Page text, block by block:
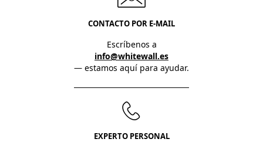
CONTACTO POR E-MAIL
Escríbenos a
info@whitewall.es
— estamos aquí para ayudar.
EXPERTO PERSONAL